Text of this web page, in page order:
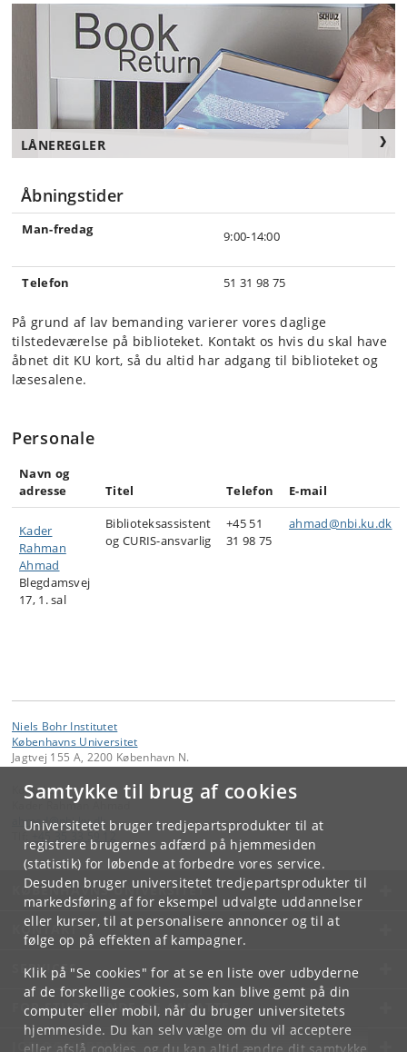
Samtykke til brug af cookies
Universitetet bruger tredjepartsprodukter til at
registrere brugernes adfærd på hjemmesiden
(statistik) for løbende at forbedre vores service.
Desuden bruger universitetet tredjepartsprodukter til
markedsføring af for eksempel udvalgte uddannelser
eller kurser, til at personalisere annoncer og til at
følge op på effekten af kampagner.
Klik på "Se cookies" for at se en liste over udbyderne
af de forskellige cookies, som kan blive gemt på din
computer eller mobil, når du bruger universitetets
hjemmeside. Du kan selv vælge om du vil acceptere
LÅNEREGLER
Åbningstider
Man-fredag 9:00-14:00
Telefon 51 31 98 75
På grund af lav bemanding varierer vores daglige
tilstedeværelse på biblioteket. Kontakt os hvis du skal have
åbnet dit KU kort, så du altid har adgang til biblioteket og
læsesalene.
Personale
Navn og
adresse
Titel Telefon E-mail
Kader
Rahman
Ahmad
Blegdamsvej
17, 1. sal
Biblioteksassistent
og CURIS-ansvarlig
+45 51
31 98 75
ahmad@nbi.ku.dk
Niels Bohr Institutet
Københavns Universitet
Jagtvej 155 A, 2200 København N.
Kontakt:
Kader Rahman Ahmad
ahmad@ nbi.ku.dk
KØBENHAVNS UNIVERSITET
KONTAKT
SERVICES
FOR STUDERENDE OG ANSATTE
JOB OG KARRIERE